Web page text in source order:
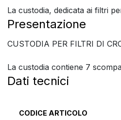
La custodia, dedicata ai filtri
Presentazione
CUSTODIA PER FILTRI DI
La custodia contiene 7
Dati tecnici
CODICE ARTICOLO